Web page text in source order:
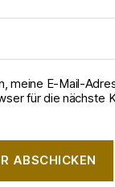
meine E-Mail-
für die nächste